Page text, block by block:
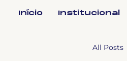
Início Institucional
All Posts